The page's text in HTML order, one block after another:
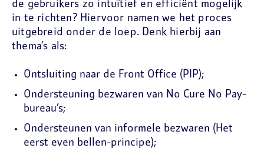
de gebruikers zo intuïtief en efficiënt mogelijk
in te richten? Hiervoor namen we het proces
uitgebreid onder de loep. Denk hierbij aan
thema’s als:
Ontsluiting naar de Front Office (PIP);
Ondersteuning bezwaren van No Cure No Pay-
bureau’s;
Ondersteunen van informele bezwaren (Het
eerst even bellen-principe);